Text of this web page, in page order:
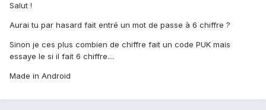
Salut !
Aurai tu par hasard fait entré un mot de passe à 6 chiffre ?
Sinon je ces plus combien de chiffre fait un code PUK mais
essaye le si il fait 6 chiffre....
Made in Android